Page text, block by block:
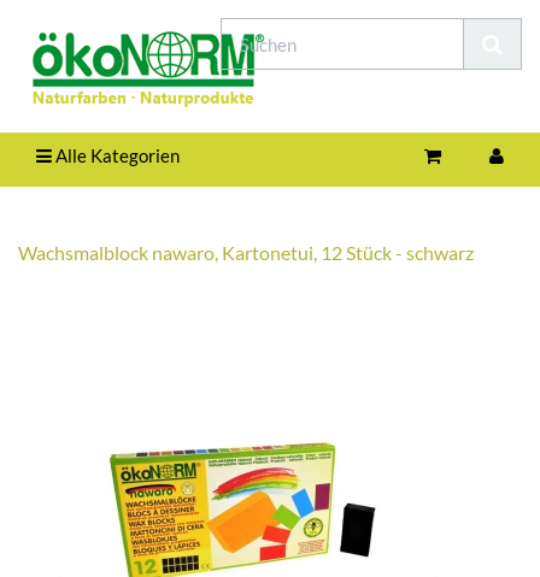
Alle Kategorien
Wachsmalblock nawaro, Kartonetui, 12 Stück - schwarz